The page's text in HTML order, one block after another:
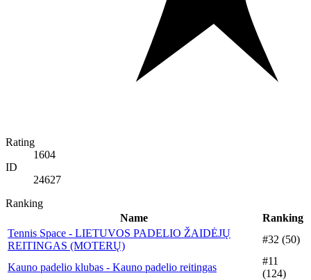
Rating
1604
ID
24627
Ranking
Name
Ranking
Tennis Space - LIETUVOS PADELIO ŽAIDĖJŲ
REITINGAS (MOTERŲ)
#32 (50)
Kauno padelio klubas - Kauno padelio reitingas
#11
(124)